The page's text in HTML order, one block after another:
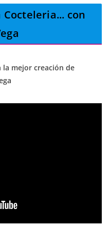
Cocteleria... con
la mejor creación de